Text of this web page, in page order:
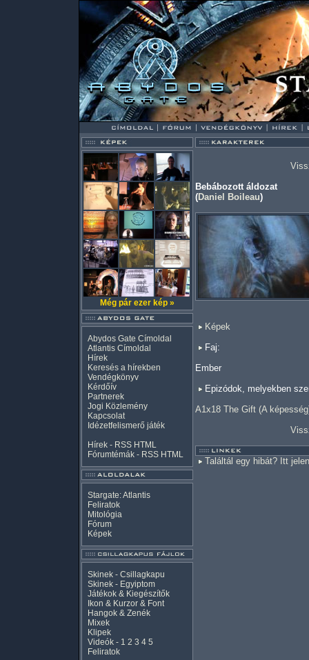
Még pár ezer kép »
Abydos Gate Címoldal
Atlantis Címoldal
Hírek
Keresés a hírekben
Vendégkönyv
Kérdőív
Partnerek
Jogi Közlemény
Kapcsolat
Idézetfelismerő játék
Hírek - RSS HTML
Fórumtémák - RSS HTML
Stargate: Atlantis
Feliratok
Mitológia
Fórum
Képek
Skinek - Csillagkapu
Skinek - Egyiptom
Játékok & Kiegészítők
Ikon & Kurzor & Font
Hangok & Zenék
Mixek
Klipek
Videók - 1 2 3 4 5
Feliratok
Bebábozott áldozat
(Daniel Boileau)
Képek
Faj:
Ember
Epizódok, melyekben
A1x18 The Gift (A
Találtál egy hibát? Itt